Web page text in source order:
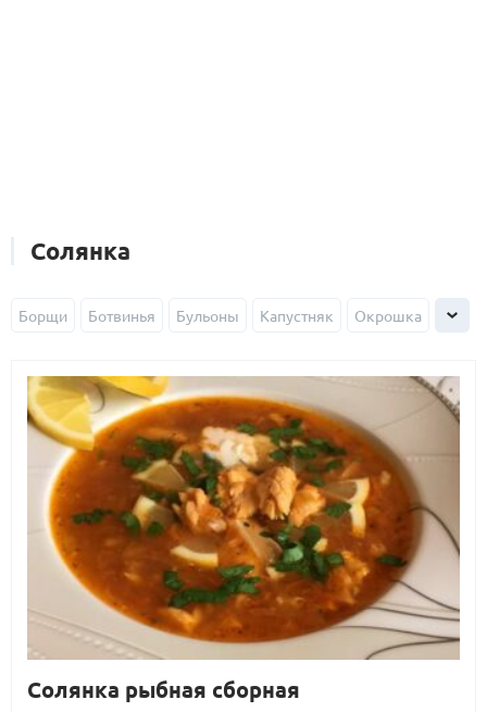
Солянка
Борщи Ботвинья Бульоны Капустняк Окрошка
Солянка рыбная сборная